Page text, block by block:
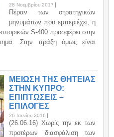
28 Νοεμβρίου 2017
Πέραν των στρατηγικών
μηνυμάτων που εμπεριέχει, η
S-400 προσφέρει στην
Στην πράξη όμως είναι
ΜΕΙΩΣΗ ΤΗΣ ΘΗΤΕΙΑΣ
ΣΤΗΝ ΚΥΠΡΟ:
ΕΠΙΠΤΩΣΕΙΣ –
ΕΠΙΛΟΓΕΣ
26 Ιουνίου 2016
(26.06.16) Χωρίς την εκ των
προτέρων διασφάλιση των